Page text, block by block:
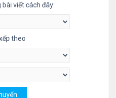
viết cách đây:
theo